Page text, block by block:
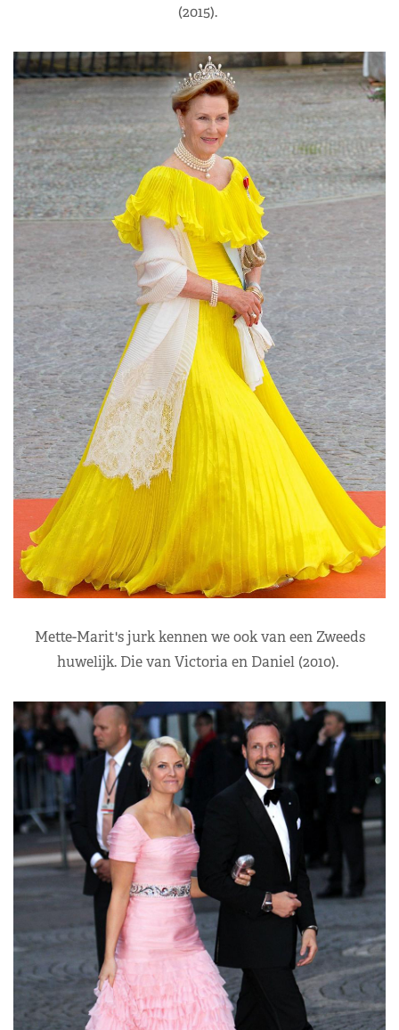
(2015).
Mette-Marit's jurk kennen we ook van een Zweeds
huwelijk. Die van Victoria en Daniel (2010).